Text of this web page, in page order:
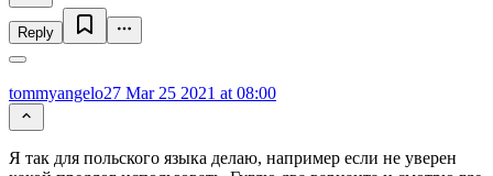
Reply
tommyangelo27 Mar 25 2021 at 08:00
Я так для польского языка делаю, например если не уверен